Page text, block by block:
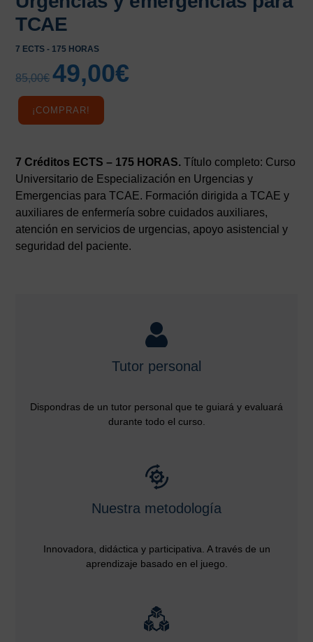
TCAE
7 ECTS - 175 HORAS
85,00€
El
precio
49,00€
¡COMPRAR!
7 Créditos ECTS – 175 HORAS. Título completo: Curso
Universitario de Especialización en Urgencias y
Emergencias para TCAE. Formación dirigida a TCAE y
auxiliares de enfermería sobre cuidados auxiliares,
atención en servicios de urgencias, apoyo asistencial y
seguridad del paciente.
Tutor personal
Dispondras de un tutor personal que te guiará y evaluará
durante todo el curso.
Nuestra metodología
Innovadora, didáctica y participativa. A través de un
aprendizaje basado en el juego.